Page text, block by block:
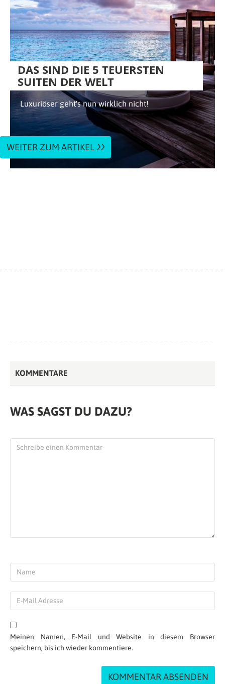
DAS SIND DIE 5 TEUERSTEN
SUITEN DER WELT
Luxuriöser geht's nun wirklich nicht!
WEITER ZUM ARTIKEL
KOMMENTARE
WAS SAGST DU DAZU?
Meinen Namen, E-Mail und Website in diesem Browser
speichern, bis ich wieder kommentiere.